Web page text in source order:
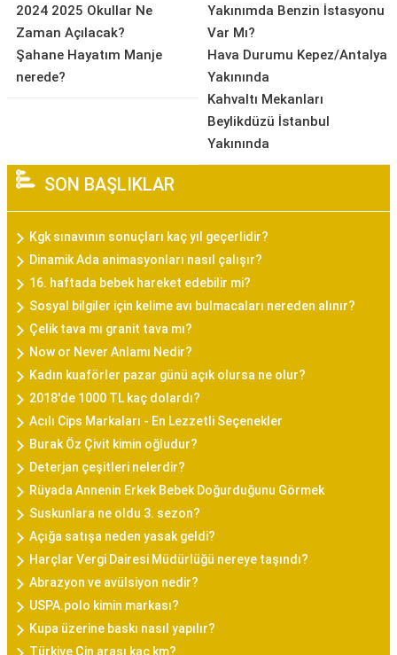
2024 2025 Okullar Ne
Zaman Açılacak?
Şahane Hayatım Manje
nerede?
Yakınımda Benzin İstasyonu
Var Mı?
Hava Durumu Kepez/Antalya
Yakınında
Kahvaltı Mekanları
Beylikdüzü İstanbul
Yakınında
SON BAŞLIKLAR
Kgk sınavının sonuçları kaç yıl geçerlidir?
Dinamik Ada animasyonları nasıl çalışır?
16. haftada bebek hareket edebilir mi?
Sosyal bilgiler için kelime avı bulmacaları nereden alınır?
Çelik tava mı granit tava mı?
Now or Never Anlamı Nedir?
Kadın kuaförler pazar günü açık olursa ne olur?
2018'de 1000 TL kaç dolardı?
Acılı Cips Markaları - En Lezzetli Seçenekler
Burak Öz Çivit kimin oğludur?
Deterjan çeşitleri nelerdir?
Rüyada Annenin Erkek Bebek Doğurduğunu Görmek
Suskunlara ne oldu 3. sezon?
Açığa satışa neden yasak geldi?
Harçlar Vergi Dairesi Müdürlüğü nereye taşındı?
Abrazyon ve avülsiyon nedir?
USPA.polo kimin markası?
Kupa üzerine baskı nasıl yapılır?
Türkiye Çin arası kaç km?